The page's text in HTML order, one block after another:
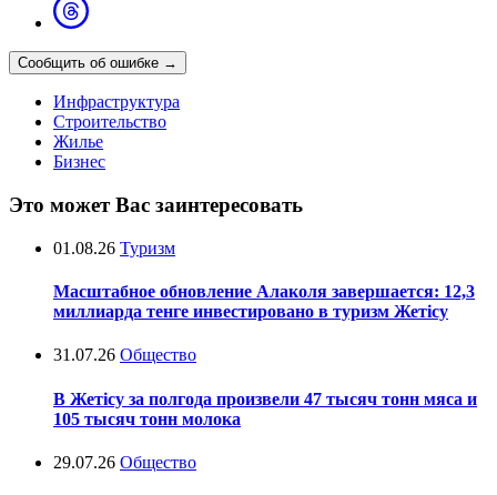
Сообщить об ошибке →
Инфраструктура
Строительство
Жилье
Бизнес
Это может Вас заинтересовать
01.08.26 Туризм
Масштабное обновление Алаколя завершается: 12,3
миллиарда тенге инвестировано в туризм Жетісу
31.07.26 Общество
В Жетісу за полгода произвели 47 тысяч тонн мяса и
105 тысяч тонн молока
29.07.26 Общество